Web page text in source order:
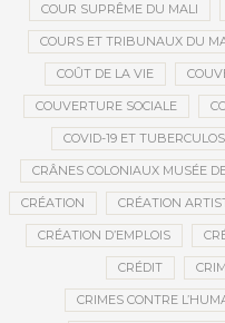
COUR SUPRÊME DU MALI
COURS ET TRIBUNAUX DU
COÛT DE LA VIE
COUVERTURE SOCIALE
COVID-19 ET
CRÂNES COLONIAUX MUSÉE
CRÉATION CRÉATION
CRÉATION D’EMPLOIS
CRÉDIT
CRIMES CONTRE